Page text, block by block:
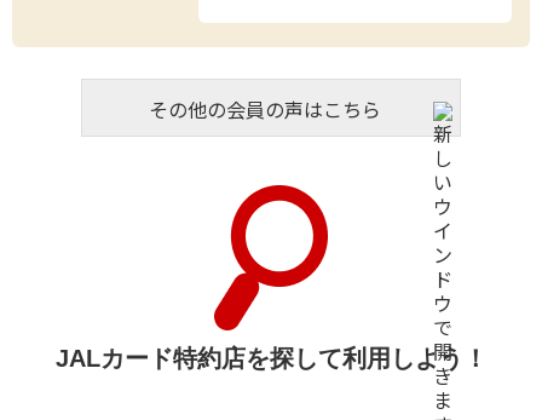
その他の会員の声はこちら
JALカード特約店を探して利用しよう！